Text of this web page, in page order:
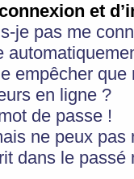
et
je pas me
empêcher
en ligne ?
de passe !
ne peux pas
dans le